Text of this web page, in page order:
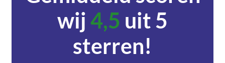
wij4,5 uit 5
sterren!